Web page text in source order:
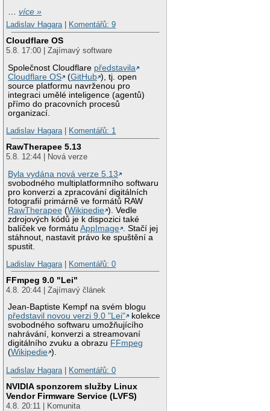
…více »
Ladislav Hagara| Komentářů: 9
Cloudflare OS
5.8. 17:00 | Zajímavý software
Společnost Cloudflare představila
Cloudflare OS
(GitHub ), tj. open
source platformu navrženou pro
integraci umělé inteligence (agentů)
přímo do pracovních procesů
organizací.
Ladislav Hagara| Komentářů: 1
RawTherapee 5.13
5.8. 12:44 | Nová verze
Byla vydána nová verze 5.13
svobodného multiplatformního softwaru
pro konverzi a zpracování digitálních
fotografií primárně ve formátů RAW
RawTherapee (Wikipedie ). Vedle
zdrojových kódů je k dispozici také
balíček ve formátuAppImage
. Stačí jej
stáhnout, nastavit právo ke spuštění a
spustit.
Ladislav Hagara| Komentářů: 0
FFmpeg 9.0 "Lei"
4.8. 20:44 | Zajímavý článek
Jean-Baptiste Kempf na svém blogu
představil novou verzi 9.0 "Lei"
kolekce
svobodného softwaru umožňujícího
nahrávání, konverzi a streamovaní
digitálního zvuku a obrazu FFmpeg
(Wikipedie ).
Ladislav Hagara| Komentářů: 0
NVIDIA sponzorem služby Linux
Vendor Firmware Service (LVFS)
4.8. 20:11 | Komunita